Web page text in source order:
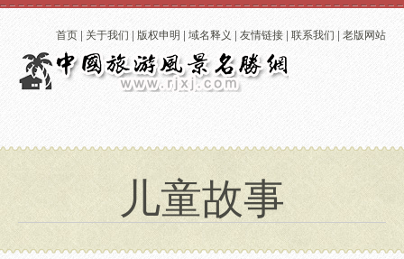
首页 | 关于我们 | 版权申明 | 域名释义 | 友情链接 | 联系我们 | 老版网站
儿童故事